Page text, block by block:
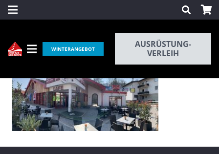
WINTERANGEBOT
AUSRÜSTUNG-
VERLEIH